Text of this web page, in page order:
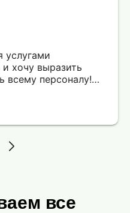
услугами
всему персоналу!
и
в оговоренные
каждого
знают
Роману
все